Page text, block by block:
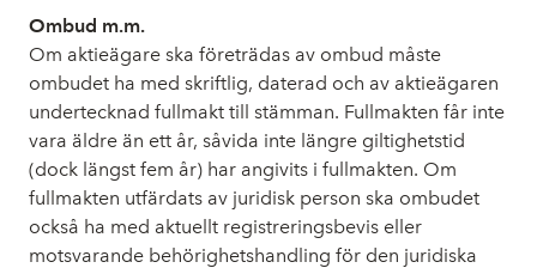
Ombud m.m.
Om aktieägare ska företrädas av ombud måste
ombudet ha med skriftlig, daterad och av aktieägaren
undertecknad fullmakt till stämman. Fullmakten får inte
vara äldre än ett år, såvida inte längre giltighetstid
(dock längst fem år) har angivits i fullmakten. Om
fullmakten utfärdats av juridisk person ska ombudet
också ha med aktuellt registreringsbevis eller
motsvarande behörighetshandling för den juridiska